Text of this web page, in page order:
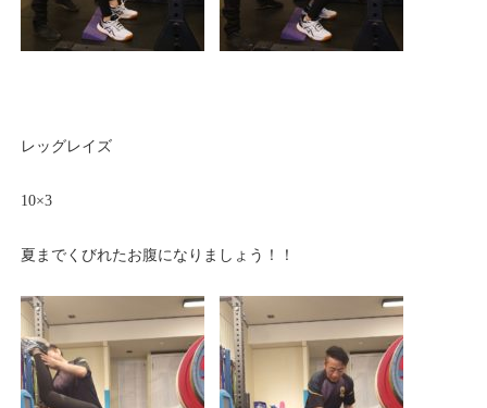
レッグレイズ
10×3
夏までくびれたお腹になりましょう！！